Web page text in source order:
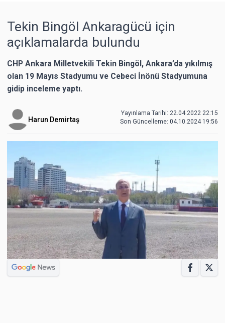
Tekin Bingöl Ankaragücü için
açıklamalarda bulundu
CHP Ankara Milletvekili Tekin Bingöl, Ankara’da yıkılmış
olan 19 Mayıs Stadyumu ve Cebeci İnönü Stadyumuna
gidip inceleme yaptı.
Harun Demirtaş
Yayınlama Tarihi: 22.04.2022 22:15
Son Güncelleme: 04.10.2024 19:56